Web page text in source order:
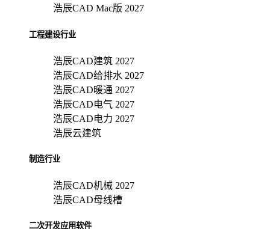
浩辰CAD Mac版 2027
工程建设行业
浩辰CAD建筑 2027
浩辰CAD给排水 2027
浩辰CAD暖通 2027
浩辰CAD电气 2027
浩辰CAD电力 2027
浩辰云建筑
制造行业
浩辰CAD机械 2027
浩辰CAD母线槽
二次开发应用软件